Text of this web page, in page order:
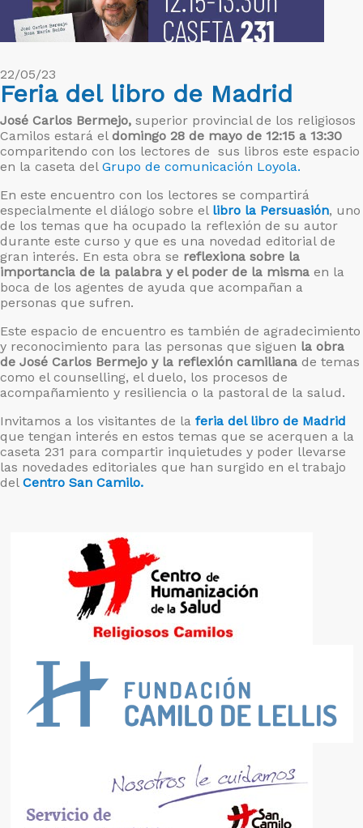
22/05/23
Feria del libro de Madrid
José Carlos Bermejo, superior provincial de los religiosos
Camilos estará el domingo 28 de mayo de 12:15 a 13:30
comparitendo con los lectores de sus libros este espacio
en la caseta del Grupo de comunicación Loyola.
En este encuentro con los lectores se compartirá
especialmente el diálogo sobre el libro la Persuasión, uno
de los temas que ha ocupado la reflexión de su autor
durante este curso y que es una novedad editorial de
gran interés. En esta obra se reflexiona sobre la
importancia de la palabra y el poder de la misma en la
boca de los agentes de ayuda que acompañan a
personas que sufren.
Este espacio de encuentro es también de agradecimiento
y reconocimiento para las personas que siguen la obra
de José Carlos Bermejo y la reflexión camiliana de temas
como el counselling, el duelo, los procesos de
acompañamiento y resiliencia o la pastoral de la salud.
Invitamos a los visitantes de la feria del libro de Madrid
que tengan interés en estos temas que se acerquen a la
caseta 231 para compartir inquietudes y poder llevarse
las novedades editoriales que han surgido en el trabajo
del Centro San Camilo.